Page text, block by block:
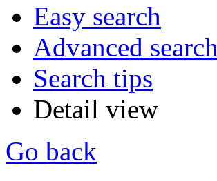
Easy search
Advanced search
Search tips
Detail view
Go back